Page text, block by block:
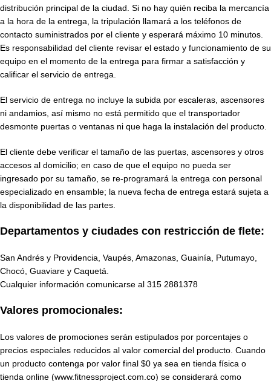
distribución principal de la ciudad. Si no hay quién reciba la mercancía
a la hora de la entrega, la tripulación llamará a los teléfonos de
contacto suministrados por el cliente y esperará máximo 10 minutos.
Es responsabilidad del cliente revisar el estado y funcionamiento de su
equipo en el momento de la entrega para firmar a satisfacción y
calificar el servicio de entrega.
El servicio de entrega no incluye la subida por escaleras, ascensores
ni andamios, así mismo no está permitido que el transportador
desmonte puertas o ventanas ni que haga la instalación del producto.
El cliente debe verificar el tamaño de las puertas, ascensores y otros
accesos al domicilio; en caso de que el equipo no pueda ser
ingresado por su tamaño, se re-programará la entrega con personal
especializado en ensamble; la nueva fecha de entrega estará sujeta a
la disponibilidad de las partes.
Departamentos y ciudades con restricción de flete:
San Andrés y Providencia, Vaupés, Amazonas, Guainía, Putumayo,
Chocó, Guaviare y Caquetá.
Cualquier información comunicarse al 315 2881378
Valores promocionales:
Los valores de promociones serán estipulados por porcentajes o
precios especiales reducidos al valor comercial del producto. Cuando
un producto contenga por valor final $0 ya sea en tienda física o
tienda online (www.fitnessproject.com.co) se considerará como